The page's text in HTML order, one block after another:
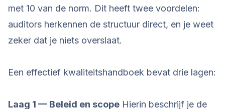
met 10 van de norm. Dit heeft twee voordelen:
auditors herkennen de structuur direct, en je weet
zeker dat je niets overslaat.
Een effectief kwaliteitshandboek bevat drie lagen:
Laag 1 — Beleid en scope Hierin beschrijf je de